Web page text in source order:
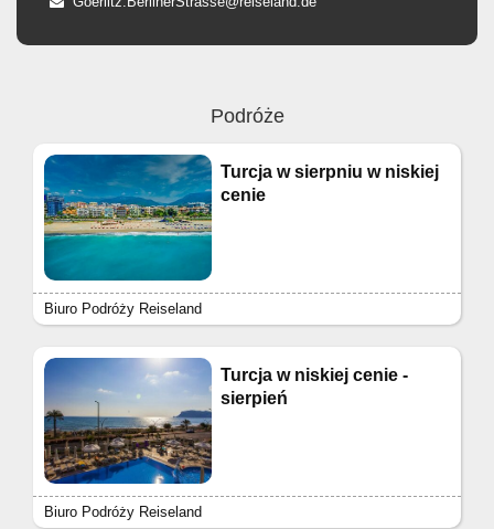
Podróże
Turcja w sierpniu w niskiej
cenie
Biuro Podróży Reiseland
Turcja w niskiej cenie -
sierpień
Biuro Podróży Reiseland